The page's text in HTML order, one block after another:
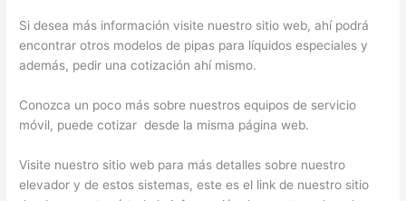
Si desea más información visite nuestro sitio web, ahí podrá
encontrar otros modelos de pipas para líquidos especiales y
además, pedir una cotización ahí mismo.
Conozca un poco más sobre nuestros equipos de servicio
móvil, puede cotizar desde la misma página web.
Visite nuestro sitio web para más detalles sobre nuestro
elevador y de estos sistemas, este es el link de nuestro sitio